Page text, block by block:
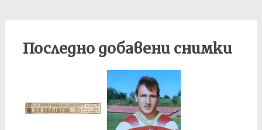
Последно добавени снимки